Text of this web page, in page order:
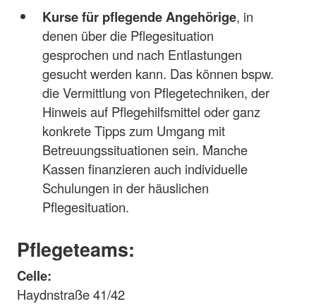
Kurse für pflegende Angehörige, in
denen über die Pflegesituation
gesprochen und nach Entlastungen
gesucht werden kann. Das können bspw.
die Vermittlung von Pflegetechniken, der
Hinweis auf Pflegehilfsmittel oder ganz
konkrete Tipps zum Umgang mit
Betreuungssituationen sein. Manche
Kassen finanzieren auch individuelle
Schulungen in der häuslichen
Pflegesituation.
Pflegeteams:
Celle:
Haydnstraße 41/42